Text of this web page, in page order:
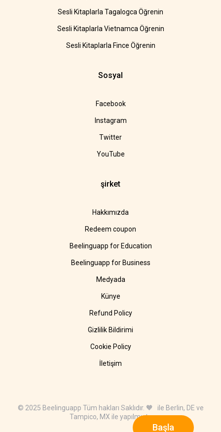
Başla
Sesli Kitaplarla Tagalogca Öğrenin
Sesli Kitaplarla Vietnamca Öğrenin
Sesli Kitaplarla Fince Öğrenin
Sosyal
Facebook
Instagram
Twitter
YouTube
şirket
Hakkımızda
Redeem coupon
Beelinguapp for Education
Beelinguapp for Business
Medyada
Künye
Refund Policy
Gizlilik Bildirimi
Cookie Policy
İletişim
© 2025 Beelinguapp Tüm hakları Saklıdır. 🧡 ile Berlin, DE ve
Tampico, MX ile yapılmıştır